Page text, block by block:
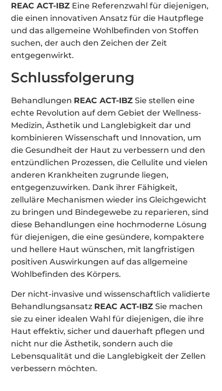
REAC ACT-IBZ Eine Referenzwahl für diejenigen,
die einen innovativen Ansatz für die Hautpflege
und das allgemeine Wohlbefinden von Stoffen
suchen, der auch den Zeichen der Zeit
entgegenwirkt.
Schlussfolgerung
Behandlungen REAC ACT-IBZ Sie stellen eine
echte Revolution auf dem Gebiet der Wellness-
Medizin, Ästhetik und Langlebigkeit dar und
kombinieren Wissenschaft und Innovation, um
die Gesundheit der Haut zu verbessern und den
entzündlichen Prozessen, die Cellulite und vielen
anderen Krankheiten zugrunde liegen,
entgegenzuwirken. Dank ihrer Fähigkeit,
zelluläre Mechanismen wieder ins Gleichgewicht
zu bringen und Bindegewebe zu reparieren, sind
diese Behandlungen eine hochmoderne Lösung
für diejenigen, die eine gesündere, kompaktere
und hellere Haut wünschen, mit langfristigen
positiven Auswirkungen auf das allgemeine
Wohlbefinden des Körpers.
Der nicht-invasive und wissenschaftlich validierte
Behandlungsansatz REAC ACT-IBZ Sie machen
sie zu einer idealen Wahl für diejenigen, die ihre
Haut effektiv, sicher und dauerhaft pflegen und
nicht nur die Ästhetik, sondern auch die
Lebensqualität und die Langlebigkeit der Zellen
verbessern möchten.